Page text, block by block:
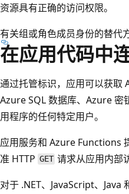
资源具有正确的访问权限。
有关组或角色成员身份的替代
在应用代码中
通过托管标识，应用可以获
Azure SQL 数据库、Azure 密
用程序的任何特定用户。
应用服务和 Azure Functions
准 HTTP GET 请求从应用内部
对于 .NET、JavaScript、